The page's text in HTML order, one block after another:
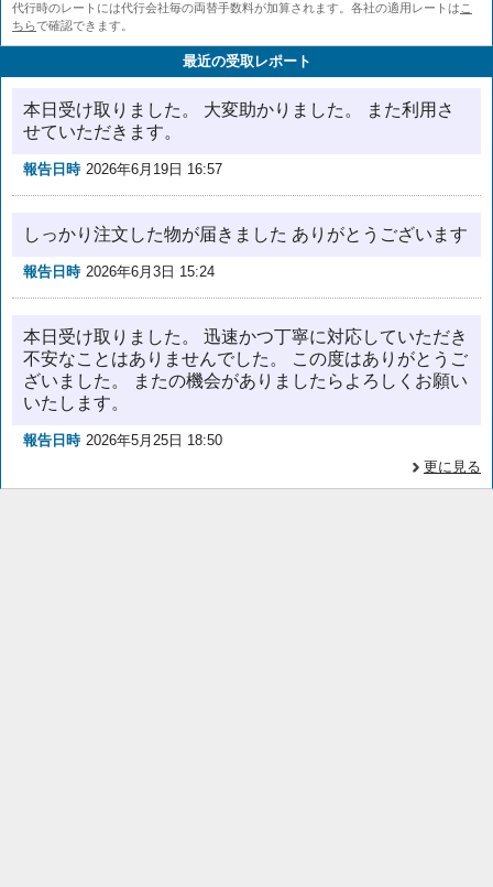
代行時のレートには代行会社毎の両替手数料が加算されます。各社の適用レートは こ
ちらで確認できます。
最近の受取レポート
本日受け取りました。 大変助かりました。 また利用さ
せていただきます。
報告日時 2026年6月19日 16:57
しっかり注文した物が届きました ありがとうございます
報告日時 2026年6月3日 15:24
本日受け取りました。 迅速かつ丁寧に対応していただき
不安なことはありませんでした。 この度はありがとうご
ざいました。 またの機会がありましたらよろしくお願い
いたします。
報告日時 2026年5月25日 18:50
更に見る